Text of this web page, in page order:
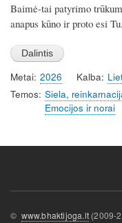
Baimė-tai patyrimo
anapus kūno ir proto esi Tu.
Metai 2026 Kalba
Temos Siela,
Emocijos ir norai
© www.bhaktijoga.lt (2009-